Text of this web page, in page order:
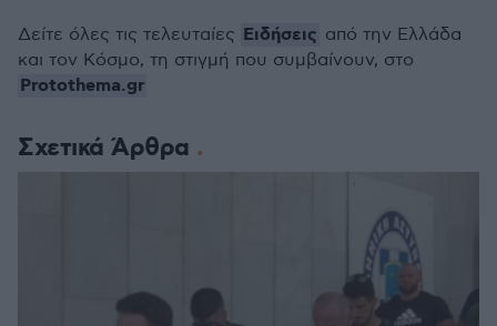
Σχετικά Άρθρα
Δείτε όλες τις τελευταίες Ειδήσεις από την Ελλάδα
και τον Κόσμο, τη στιγμή που συμβαίνουν, στο
Protothema.gr